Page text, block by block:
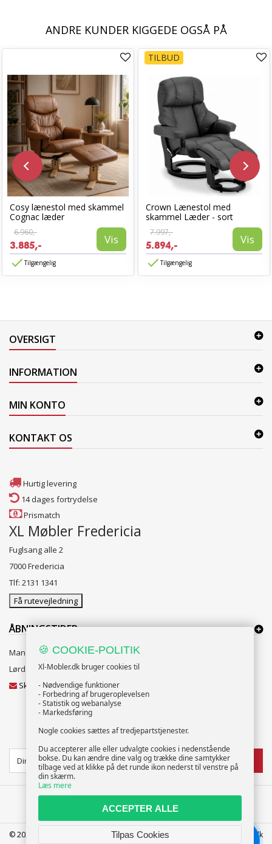
ANDRE KUNDER KIGGEDE OGSÅ PÅ
Cosy lænestol med skammel
Cognac læder
6.960,-
3.885,- Vis
Tilgængelig
TILBUD
Crown Lænestol med
skammel Læder - sort
7.997,-
5.894,- Vis
Tilgængelig
OVERSIGT
INFORMATION
© 2025 XL-Møbler ApS | CVR: 39586207 | FREDERICIA | info@xl-mobler.dk
MIN KONTO
KONTAKT OS
Hurtig levering
14 dages fortrydelse
Prismatch
XL Møbler Fredericia
Fuglsang alle 2
7000 Fredericia
Tlf: 2131 1341
Få rutevejledning
ÅBNINGSTIDER:
Mandag til Fredag 10:00 til 18:00
Lørdag og Søndag 10:00 til 16:00
Skriv til vores kundeservice
NYHEDSBREV
TILMELD
🍪 COOKIE-POLITIK
Xl-Mobler.dk bruger cookies til
- Nødvendige funktioner
- Forbedring af brugeroplevelsen
- Statistik og webanalyse
- Markedsføring
Nogle cookies sættes af tredjepartstjenester.
Du accepterer alle eller udvalgte cookies i nedenstående
bokse. Du kan ændre dine valg og trække dine samtykker
tilbage ved at klikke på det runde ikon nederst til venstre på
din skærm.
Læs mere
ACCEPTER ALLE
Tilpas Cookies